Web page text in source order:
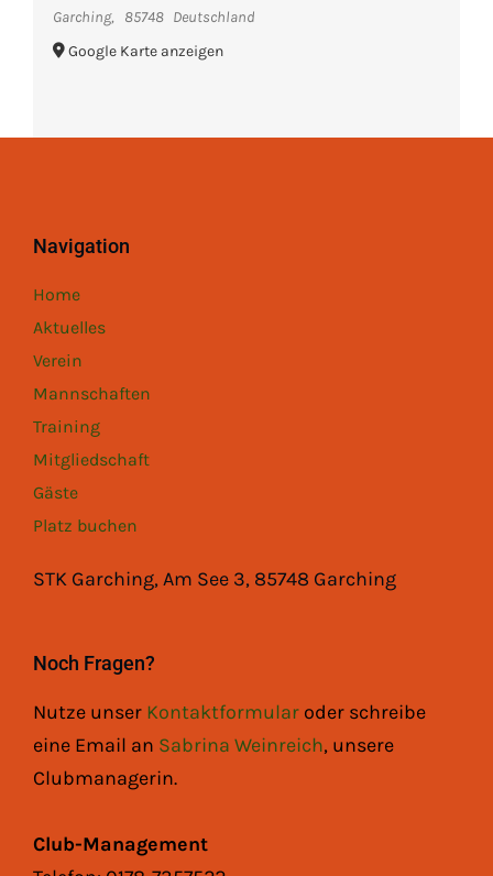
Garching, 85748 Deutschland
Google Karte anzeigen
Navigation
Home
Aktuelles
Verein
Mannschaften
Training
Mitgliedschaft
Gäste
Platz buchen
STK Garching, Am See 3, 85748 Garching
Noch Fragen?
Nutze unser Kontaktformular oder schreibe
eine Email an Sabrina Weinreich, unsere
Clubmanagerin.
Club-Management